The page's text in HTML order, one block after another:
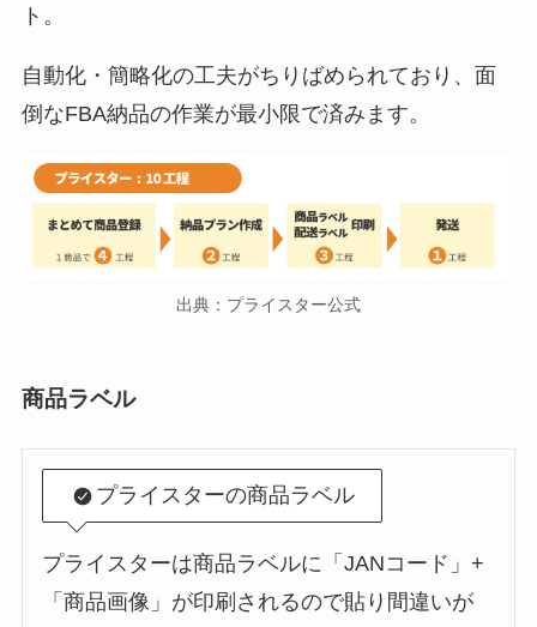
ト。
自動化・簡略化の工夫がちりばめられており、面
倒なFBA納品の作業が最小限で済みます。
出典：プライスター公式
商品ラベル
プライスターの商品ラベル
プライスターは商品ラベルに「JANコード」+
「商品画像」が印刷されるので貼り間違いが